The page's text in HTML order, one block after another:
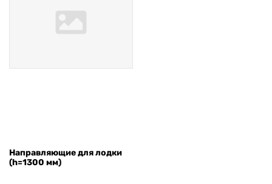
Направляющие для лодки
(h=1300 мм)